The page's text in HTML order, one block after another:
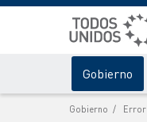
Gobierno
Gobierno Error